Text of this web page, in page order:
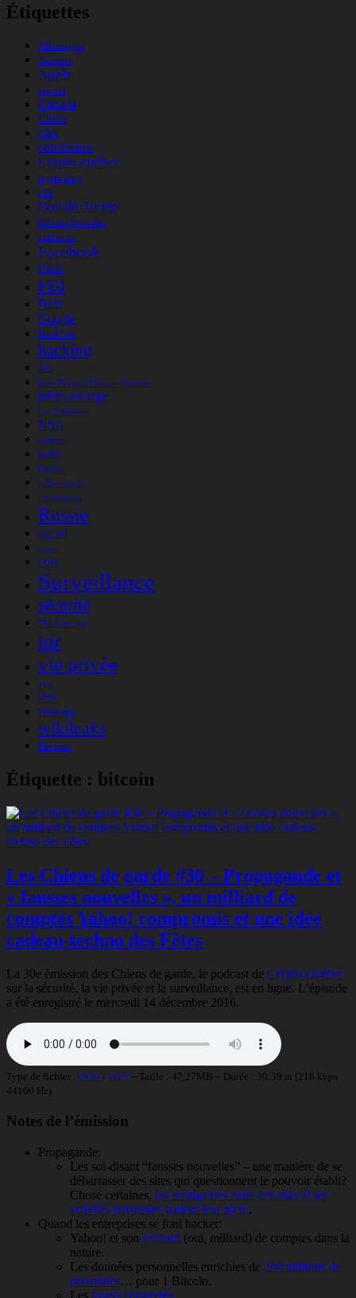
Étiquettes
Allemagne
Annonce
Apple
botnet
Canada
Chine
CIA
conférence
Crypto.québec
crypto party
CST
Donald Trump
Edward Snowden
entrevue
Facebook
FACiL
FBI
fuite
Google
Hackfest
hacking
iOS
Jean-Philippe Décarie-Mathieu
julian assange
Luc Lefebvre
NSA
podcast
police
Québec
radio-canada
ransomware
Russie
signal
spvm
SQIL
Surveillance
sécurité
The Intercept
tor
vie privée
vpn
VPNs
Whatsapp
wikileaks
Élections
Étiquette : bitcoin
Les Chiens de garde #30 – Propagande et
« fausses nouvelles », un milliard de
comptes Yahoo! compromis et une idée
cadeau-techno des Fêtes
La 30e émission des Chiens de garde, le podcast de Crypto.Québec
sur la sécurité, la vie privée et la surveillance, est en ligne. L’épisode
a été enregistré le mercredi 14 décembre 2016.
Type de fichier : OGG MP3 – Taille : 47,27MB – Durée : 30:39 m (216 kbps
44100 Hz)
Notes de l’émission
Propagande:
Les soi-disant “fausses nouvelles” – une manière de se
débarrasser des sites qui questionnent le pouvoir établi?
Chose certaines, les amalgames entre ces sites et les
activités terroristes battent leur plein.
Quand les entreprises se font hacker:
Yahoo! et son milliard (oui, milliard) de comptes dans la
nature.
Les données personnelles enrichies de 200 millions de
personnes… pour 1 Bitcoin.
Les jouets connectés